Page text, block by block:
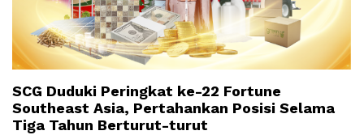
SCG Duduki Peringkat ke-22 Fortune
Southeast Asia, Pertahankan Posisi Selama
Tiga Tahun Berturut-turut